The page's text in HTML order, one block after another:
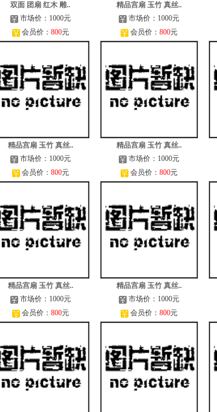
双面 团扇 红木 雕..
市场价：1000元
会员价： 800元
精品宫扇 玉竹 真丝..
市场价：1000元
会员价： 800元
精品宫扇 玉竹 真丝..
市场价：1000元
会员价： 800元
精品宫扇 玉竹 真丝..
市场价：1000元
会员价： 800元
精品宫扇 玉竹 真丝..
市场价：1000元
会员价： 800元
精品宫扇 玉竹 真丝..
市场价：1000元
会员价： 800元